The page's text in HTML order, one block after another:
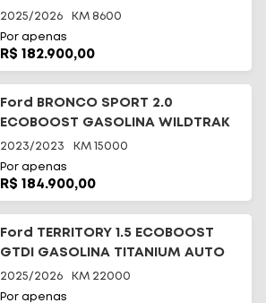
2025/2026 KM 8600
Por apenas
R$ 182.900,00
Ford BRONCO SPORT 2.0
ECOBOOST GASOLINA WILDTRAK
4X4 SE
2023/2023 KM 15000
Por apenas
R$ 184.900,00
Ford TERRITORY 1.5 ECOBOOST
GTDI GASOLINA TITANIUM AUTO
2025/2026 KM 22000
Por apenas